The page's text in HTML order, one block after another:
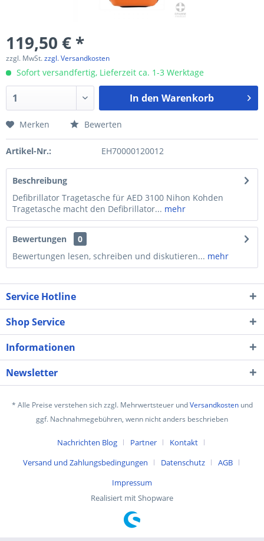
119,50 € *
zzgl. MwSt.zzgl. Versandkosten
Sofort versandfertig, Lieferzeit ca. 1-3 Werktage
In den Warenkorb
Merken Bewerten
Artikel-Nr.: EH70000120012
Beschreibung
Defibrillator Tragetasche für AED 3100 Nihon Kohden
Tragetasche macht den Defibrillator... mehr
Bewertungen
0
Bewertungen lesen, schreiben und diskutieren... mehr
Service Hotline
Shop Service
Informationen
Newsletter
* Alle Preise verstehen sich zzgl. Mehrwertsteuer undVersandkostenund
ggf. Nachnahmegebühren, wenn nicht anders beschrieben
Nachrichten Blog Partner
Kontakt
Versand und Zahlungsbedingungen
Datenschutz
AGB
Impressum
Realisiert mit Shopware